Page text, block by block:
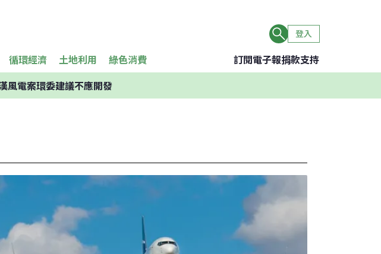
登入
循環經濟 土地利用 綠色消費 訂閱電子報捐款支持
風電案環委建議不應開發